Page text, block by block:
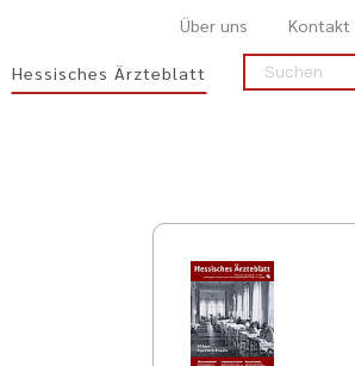
Über uns Kontakt
Hessisches Ärzteblatt